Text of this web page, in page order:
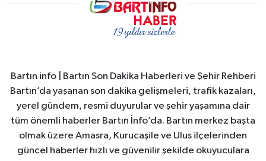
Bartın info | Bartın Son Dakika Haberleri ve Şehir Rehberi
Bartın’da yaşanan son dakika gelişmeleri, trafik kazaları,
yerel gündem, resmi duyurular ve şehir yaşamına dair
tüm önemli haberler Bartın İnfo’da. Bartın merkez başta
olmak üzere Amasra, Kurucaşile ve Ulus ilçelerinden
güncel haberler hızlı ve güvenilir şekilde okuyuculara